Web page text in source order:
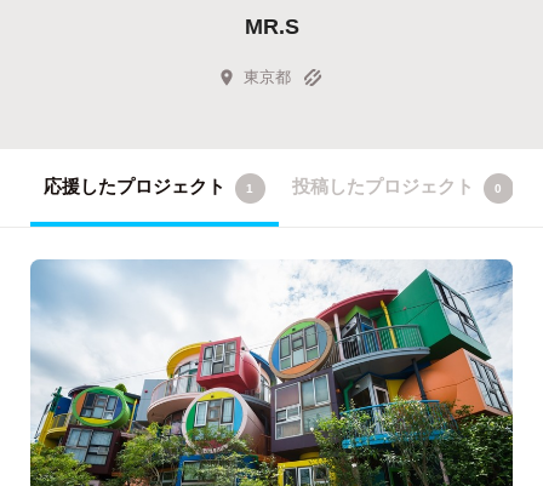
MR.S
東京都
応援したプロジェクト 1 投稿したプロジェクト 0